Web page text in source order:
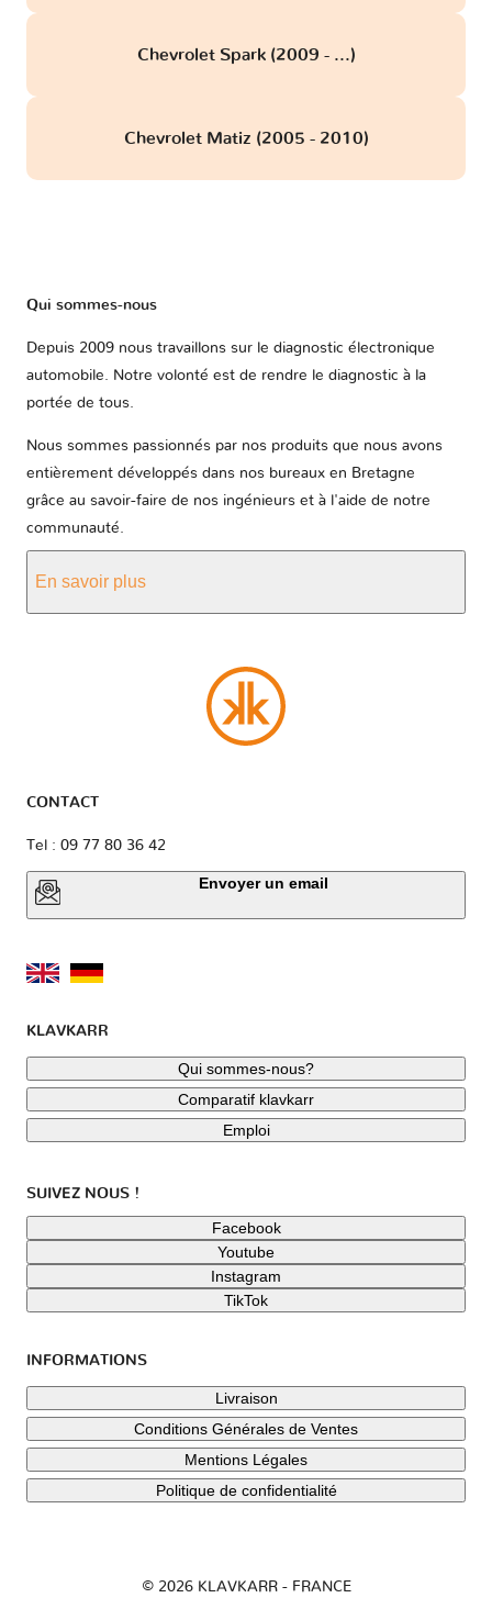
Chevrolet Spark (2009 - ...)
Chevrolet Matiz (2005 - 2010)
Qui sommes-nous
Depuis 2009 nous travaillons sur le diagnostic électronique
automobile. Notre volonté est de rendre le diagnostic à la
portée de tous.
Nous sommes passionnés par nos produits que nous avons
entièrement développés dans nos bureaux en Bretagne
grâce au savoir-faire de nos ingénieurs et à l'aide de notre
communauté.
En savoir plus
CONTACT
Tel : 09 77 80 36 42
Envoyer un email
KLAVKARR
Qui sommes-nous?
Comparatif klavkarr
Emploi
SUIVEZ NOUS !
Facebook
Youtube
Instagram
TikTok
INFORMATIONS
Livraison
Conditions Générales de Ventes
Mentions Légales
Politique de confidentialité
© 2026 KLAVKARR - FRANCE